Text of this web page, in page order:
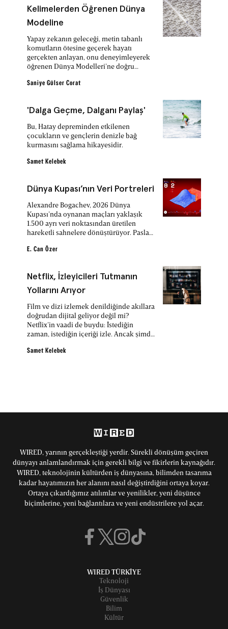
Kelimelerden Öğrenen Dünya
Modeline
Yapay zekanın geleceği, metin tabanlı
komutların ötesine geçerek hayatı
gerçekten anlayan, onu deneyimleyerek
öğrenen Dünya Modelleri’ne doğru
Saniye Gülser Corat
'Dalga Geçme, Dalganı Paylaş'
Bu, Hatay depreminden etkilenen
çocukların ve gençlerin denizle bağ
kurmasını sağlama hikayesidir.
Samet Kelebek
Dünya Kupası’nın Veri Portreleri
Alexandre Bogachev, 2026 Dünya
Kupası’nda oynanan maçları yaklaşık
1.500 ayrı veri noktasından üretilen
hareketli sahnelere dönüştürüyor. Paslar,
grafiklerden çıkıp sahanın üzerinde
E. Can Özer
Netflix, İzleyicileri Tutmanın
Yollarını Arıyor
Film ve dizi izlemek denildiğinde akıllara
doğrudan dijital geliyor değil mi?
Netflix’in vaadi de buydu: İstediğin
zaman, istediğin içeriği izle. Ancak şimdi
izleyicileri tutmanın yollarını arıyor.
Samet Kelebek
WIRED, yarının gerçekleştiği yerdir. Sürekli dönüşüm geçiren
dünyayı anlamlandırmak için gerekli bilgi ve fikirlerin kaynağıdır.
WIRED, teknolojinin kültürden iş dünyasına, bilimden tasarıma
kadar hayatımızın her alanını nasıl değiştirdiğini ortaya koyar.
Ortaya çıkardığımız atılımlar ve yenilikler, yeni düşünce
biçimlerine, yeni bağlantılara ve yeni endüstrilere yol açar.
WIRED TÜRKİYE
Teknoloji
İş Dünyası
Güvenlik
Bilim
Kültür